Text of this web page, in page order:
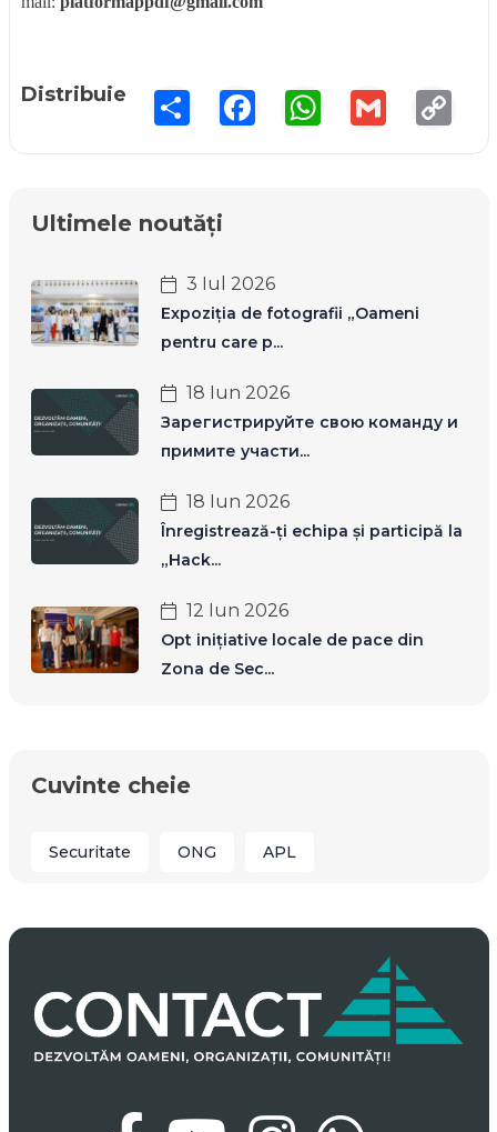
Distribuie Share FacebookWhatsAppGmail
Copy
Ultimele noutăți
3 Iul 2026
Expoziția de fotografii „Oameni
pentru care p...
18 Iun 2026
Зарегистрируйте свою команду и
примите участи...
18 Iun 2026
Înregistrează-ți echipa și participă la
„Hack...
12 Iun 2026
Opt inițiative locale de pace din
Zona de Sec...
Cuvinte cheie
Securitate ONG APL